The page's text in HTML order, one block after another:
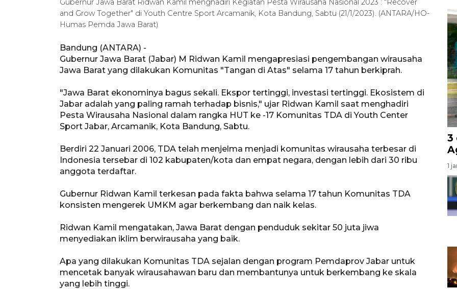
Gubernur Jawa Barat Ridwan Kamil menghadiri Kegiatan Pesta Wirausaha Nasional 2023 : “Recover
and Grow Together" di Youth Centre Sport Arcamanik, Kota Bandung, Sabtu (21/1/2023). (ANTARA/HO-
Humas Pemda Jawa Barat)
Bandung (ANTARA) -
Gubernur Jawa Barat (Jabar) M Ridwan Kamil mengapresiasi pengembangan wirausaha
Jawa Barat yang dilakukan Komunitas "Tangan di Atas" selama 17 tahun berkiprah.
"Jawa Barat ekonominya bagus sekali. Ekspor tertinggi, investasi tertinggi. Ekosistem di
Jabar adalah yang paling ramah terhadap bisnis," ujar Ridwan Kamil saat menghadiri
Pesta Wirausaha Nasional dalam rangka HUT ke -17 Komunitas TDA di Youth Center
Sport Jabar, Arcamanik, Kota Bandung, Sabtu.
Berdiri 22 Januari 2006, TDA telah menjelma menjadi komunitas wirausaha terbesar di
Indonesia tersebar di 102 kabupaten/kota dan empat negara, dengan lebih dari 30 ribu
anggota terdaftar.
Gubernur Ridwan Kamil terkesan pada fakta bahwa selama 17 tahun Komunitas TDA
konsisten mengerek UMKM agar berkembang dan naik kelas.
Ridwan Kamil mengatakan, Jawa Barat dengan penduduk sekitar 50 juta jiwa
menyediakan iklim berwirausaha yang baik.
Apa yang dilakukan Komunitas TDA sejalan dengan program Pemdaprov Jabar untuk
mencetak banyak wirausahawan baru dan membantunya untuk berkembang ke skala
yang lebih tinggi.
3
1